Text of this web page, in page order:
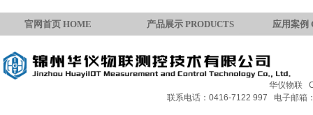
官网首页 HOME 产品展示 PRODUCTS 应用案例
华仪物联
联系电话：0416-7122 997 电子邮箱